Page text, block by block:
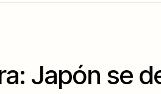
Japón se